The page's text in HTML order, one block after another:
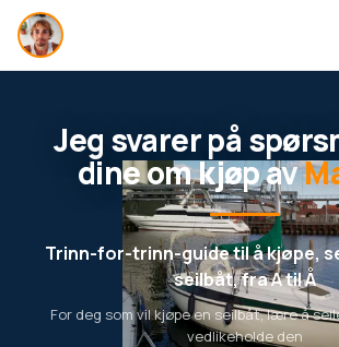
Jeg svarer på
dine om kjøp av
Trinn-for-trinn-guide til å kjøpe,
seilbåt, fra A til Å
For deg som vil kjøpe en seilbåt, lære å
vedlikeholde den